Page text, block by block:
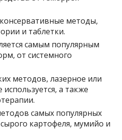
методы,
и таблетки.
самым популярным
от системного
методов, лазерное или
а также
самых популярных
картофеля, мумийо и